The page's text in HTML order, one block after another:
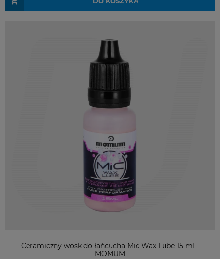
Ceramiczny wosk do łańcucha Mic Wax Lube 15 ml -
MOMUM